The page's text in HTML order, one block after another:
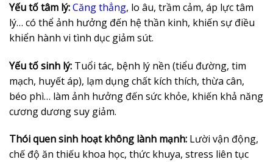
Yếu tố tâm lý:Căng thẳng, lo âu, trầm cảm, áp lực tâm
lý… có thể ảnh hưởng đến hệ thần kinh, khiến sự điều
khiển hành vi tình dục giảm sút.
Yếu tố sinh lý: Tuổi tác, bệnh lý nền (tiểu đường, tim
mạch, huyết áp), lạm dụng chất kích thích, thừa cân,
béo phì… làm ảnh hưởng đến sức khỏe, khiến khả năng
cương dương suy giảm.
Thói quen sinh hoạt không lành mạnh: Lười vận động,
chế độ ăn thiếu khoa học, thức khuya, stress liên tục